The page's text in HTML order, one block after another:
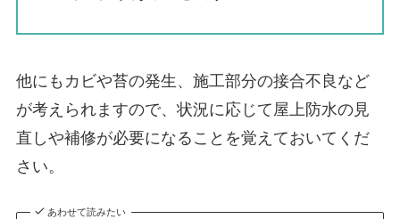
他にもカビや苔の発生、施工部分の接合不良など
が考えられますので、状況に応じて屋上防水の見
直しや補修が必要になることを覚えておいてくだ
さい。
あわせて読みたい